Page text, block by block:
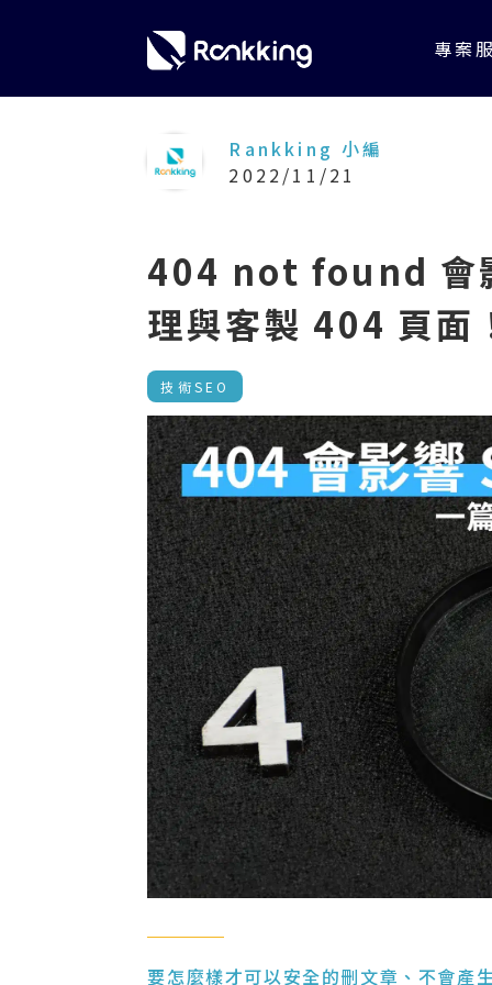
專案
Rankking 小編
2022/11/21
404 not found 會
理與客製 404 頁面
技術SEO
要怎麼樣才可以安全的刪文章、不會